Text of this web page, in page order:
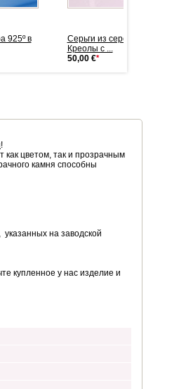
925º в
Cерьги из серебра 925º
Креолы с ...
50,00 €*
!
цветом, так и прозрачным
камня способны
на заводской
купленное у нас изделие и